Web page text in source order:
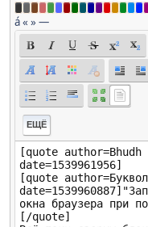
á« »—
ЕЩЁ